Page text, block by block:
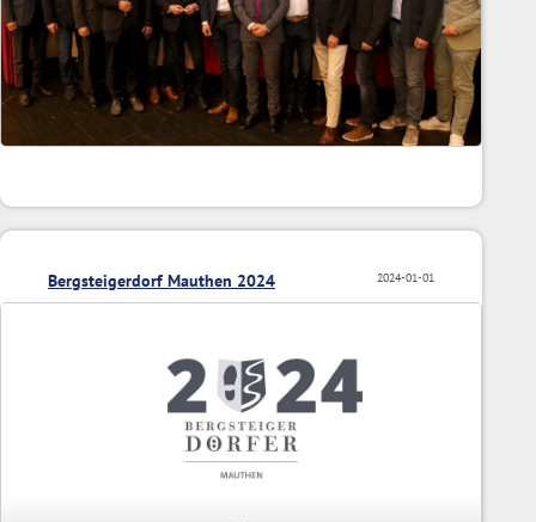
2024-01-01
Bergsteigerdorf Mauthen 2024